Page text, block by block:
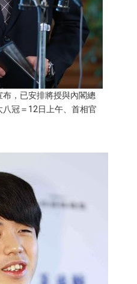
，已安排將授與內閣總
冠＝12日上午、首相官